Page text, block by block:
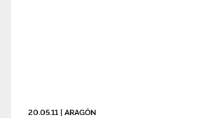
20.05.11 ARAGÓN